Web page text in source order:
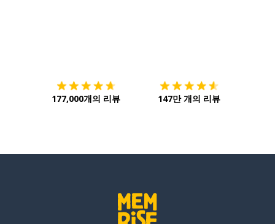
177,000개의 리뷰 147만 개의 리뷰